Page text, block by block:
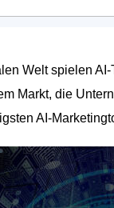
Welt spielen
Markt, die
AI-